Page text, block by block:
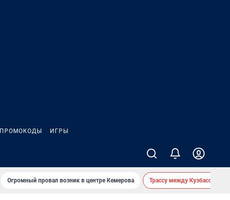
ПРОМОКОДЫ ИГРЫ
Огромный провал возник в центре Кемерова Трассу между Кузбассом и